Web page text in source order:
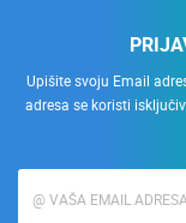
Upišite svoju Email
adresa se koristi